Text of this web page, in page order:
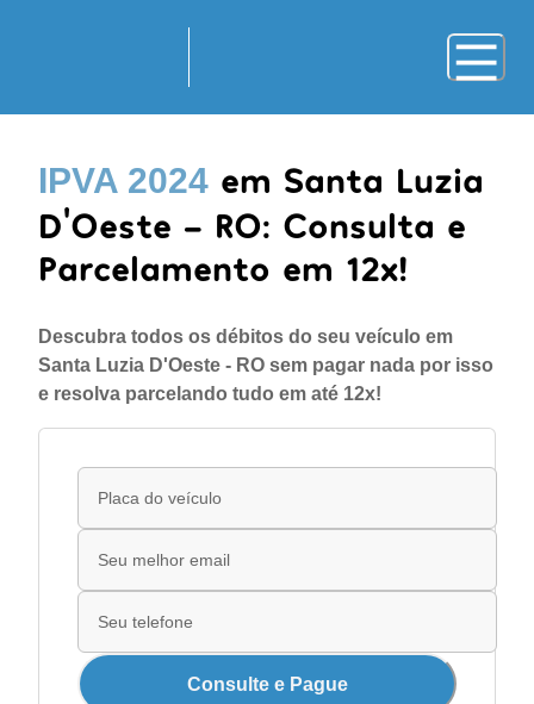
IPVA 2024 em Santa Luzia
D'Oeste - RO: Consulta e
Parcelamento em 12x!
Descubra todos os débitos do seu veículo em
Santa Luzia D'Oeste - RO sem pagar nada por isso
e resolva parcelando tudo em até 12x!
Consulte e Pague